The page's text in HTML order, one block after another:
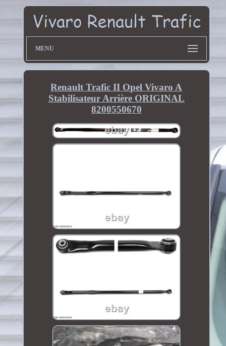
MENU
Renault Trafic II Opel Vivaro A
Stabilisateur Arrière ORIGINAL
8200550670